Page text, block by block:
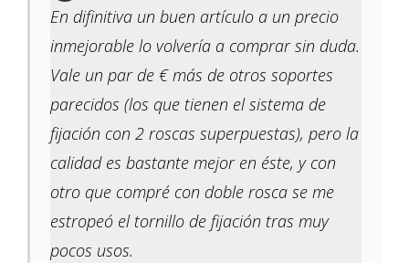
En difinitiva un buen artículo a un precio
inmejorable lo volvería a comprar sin duda.
Vale un par de € más de otros soportes
parecidos (los que tienen el sistema de
fijación con 2 roscas superpuestas), pero la
calidad es bastante mejor en éste, y con
otro que compré con doble rosca se me
estropeó el tornillo de fijación tras muy
pocos usos.